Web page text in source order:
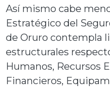
Así mismo cabe
Estratégico del
de Oruro contempla
estructurales
Humanos, Recursos
Financieros,